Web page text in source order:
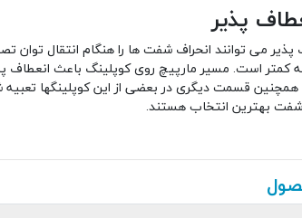
پذیر
می توانند انحراف شفت ها را هنگام انتقال
کمتر است. مسیر مارپیچ روی کوپلینگ باعث انعطاف
همچنین قسمت دیگری در بعضی از این کوپلینگها
شفت بهترین انتخاب هستند.